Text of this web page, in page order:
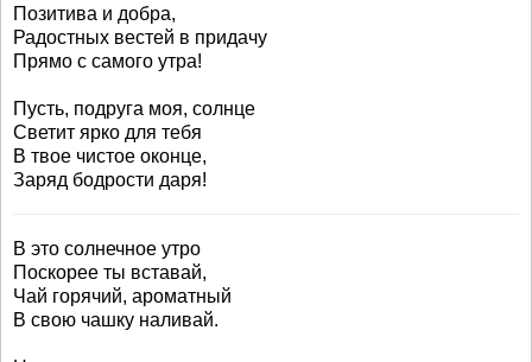
Позитива и добра,
Радостных вестей в придачу
Прямо с самого утра!
Пусть, подруга моя, солнце
Светит ярко для тебя
В твое чистое оконце,
Заряд бодрости даря!
В это солнечное утро
Поскорее ты вставай,
Чай горячий, ароматный
В свою чашку наливай.